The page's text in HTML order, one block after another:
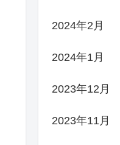
2024年2月
2024年1月
2023年12月
2023年11月